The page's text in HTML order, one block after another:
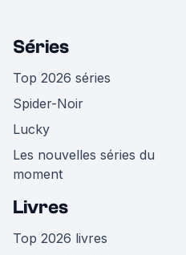
Séries
Top 2026 séries
Spider-Noir
Lucky
Les nouvelles séries du
moment
Livres
Top 2026 livres